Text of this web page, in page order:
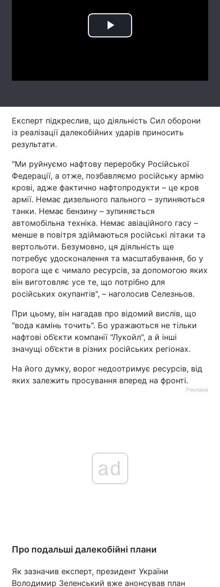
Вакансії
Тема оформлення
Play
Експерт підкреслив, що діяльність Сил оборони
із реалізації далекобійних ударів приносить
результати.
"Ми руйнуємо нафтову переробку Російської
Федерації, а отже, позбавляємо російську армію
крові, адже фактично нафтопродукти – це кров
армії. Немає дизельного пального – зупиняються
танки. Немає бензину – зупиняється
автомобільна техніка. Немає авіаційного гасу –
менше в повітря здіймаються російські літаки та
вертольоти. Безумовно, ця діяльність ще
потребує удосконалення та масштабування, бо у
ворога ще є чимало ресурсів, за допомогою яких
він виготовляє усе те, що потрібно для
російських окупантів", – наголосив Селезньов.
При цьому, він нагадав про відомий вислів, що
"вода камінь точить". Бо уражаються не тільки
нафтові об’єкти компанії "Лукойл", а й інші
значущі об’єкти в різних російських регіонах.
На його думку, ворог недоотримує ресурсів, від
яких залежить просування вперед на фронті.
Реклама
ad
Про подальші далекобійні плани
Як зазначив експерт, президент України
Володимир Зеленський вже анонсував план